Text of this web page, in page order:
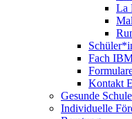
La
Fach
Kontakt
Gesunde Schule
Individuelle